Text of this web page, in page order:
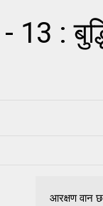
13 :
आरक्षण वान